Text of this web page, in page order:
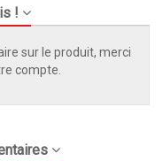
!
sur le produit, merci
compte.